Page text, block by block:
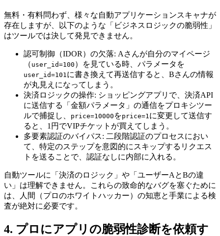
無料・有料問わず、様々な自動アプリケーションスキャナが
存在しますが、以下のような「ビジネスロジックの脆弱性」
はツールでは決して発見できません。
認可制御（IDOR）の欠落: Aさんが自分のマイページ
（ user_id=100 ）を見ている時、パラメータを
user_id=101に書き換えて再送信すると、Bさんの情報
が丸見えになってしまう。
決済ロジックの操作: ショッピングアプリで、決済API
に送信する「金額パラメータ」の通信をプロキシツー
ルで捕捉し、
price=10000 をprice=1に変更して送信す
ると、1円でVIPチケットが買えてしまう。
多要素認証のバイパス: 二段階認証のプロセスにおい
て、特定のステップを意図的にスキップするリクエス
トを送ることで、認証なしに内部に入れる。
自動ツールに「決済のロジック」や「ユーザーAとBの違
い」は理解できません。これらの致命的なバグを塞ぐために
は、人間（プロのホワイトハッカー）の知恵と手業による検
査が絶対に必要です。
4. プロにアプリの脆弱性診断を依頼す